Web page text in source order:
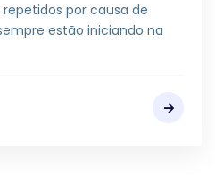
por causa de
estão iniciando na